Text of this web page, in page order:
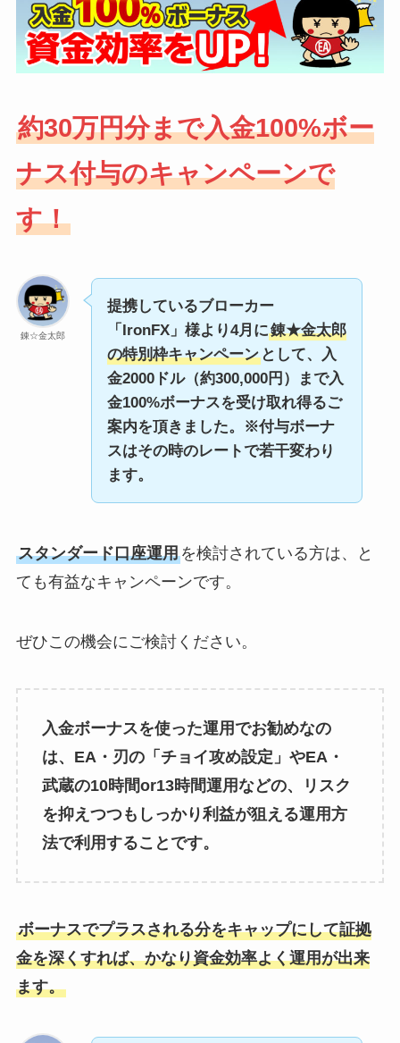
約30万円分まで入金100%ボー
ナス付与のキャンペーンで
す！
錬☆金太郎
提携しているブローカー
「IronFX」様より4月に錬★金太郎
の特別枠キャンペーンとして、入
金2000ドル（約300,000円）まで入
金100%ボーナスを受け取れ得るご
案内を頂きました。※付与ボーナ
スはその時のレートで若干変わり
ます。
スタンダード口座運用を検討されている方は、と
ても有益なキャンペーンです。
ぜひこの機会にご検討ください。
入金ボーナスを使った運用でお勧めなの
は、EA・刃の「チョイ攻め設定」やEA・
武蔵の10時間or13時間運用などの、リスク
を抑えつつもしっかり利益が狙える運用方
法で利用することです。
ボーナスでプラスされる分をキャップにして証拠
金を深くすれば、かなり資金効率よく運用が出来
ます。